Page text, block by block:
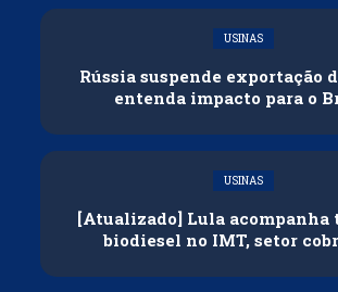
USINAS
Rússia suspende exportação
entenda impacto para o
USINAS
[Atualizado] Lula acompanha
biodiesel no IMT, setor